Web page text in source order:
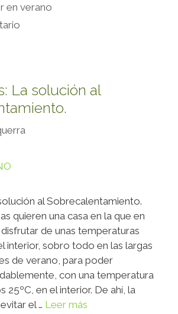
en verano
La solución al
al Sobrecalentamiento.
quieren una casa en la que en
de unas temperaturas
interior, sobro todo en las largas
de verano, para poder
con una temperatura
25ºC, en el interior. De ahí, la
el … Leer más